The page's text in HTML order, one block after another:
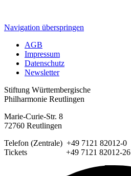
Navigation überspringen
AGB
Impressum
Datenschutz
Newsletter
Stiftung Württembergische
Philharmonie Reutlingen
Marie-Curie-Str. 8
72760 Reutlingen
Telefon (Zentrale) +49 7121 82012-0
Tickets +49 7121 82012-26